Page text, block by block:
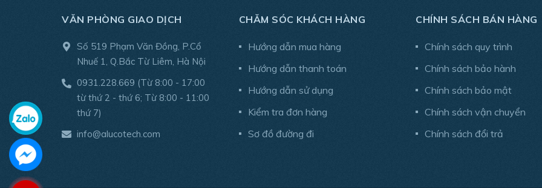
VĂN PHÒNG GIAO DỊCH
Số 519 Phạm Văn Đồng, P.Cổ
Nhuế 1, Q.Bắc Từ Liêm, Hà Nội
0931.228.669 (Từ 8:00 - 17:00
từ thứ 2 - thứ 6; Từ 8:00 - 11:00
thứ 7)
info@alucotech.com
CHĂM SÓC KHÁCH HÀNG
Hướng dẫn mua hàng
Hướng dẫn thanh toán
Hướng dẫn sử dụng
Kiểm tra đơn hàng
Sơ đồ đường đi
CHÍNH SÁCH BÁN HÀNG
Chính sách quy trình
Chính sách bảo hành
Chính sách bảo mật
Chính sách vận chuyển
Chính sách đổi trả